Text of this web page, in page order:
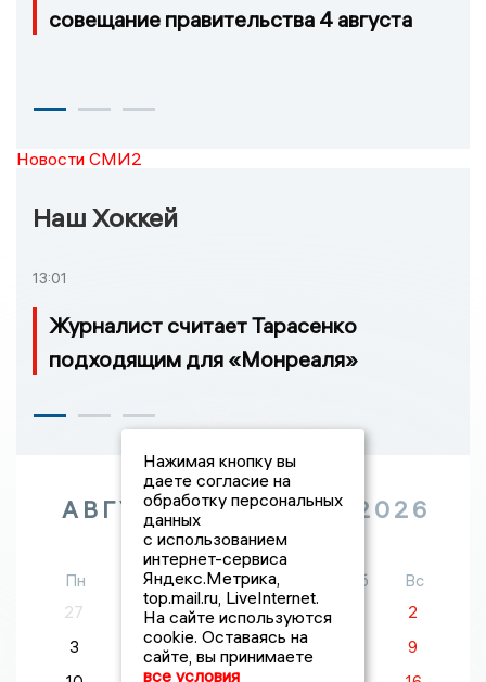
совещание правительства 4 августа
Новости СМИ2
Наш Хоккей
13:01
Журналист считает Тарасенко
подходящим для «Монреаля»
АВГУСТ 2026
Пн Ср Чт Сб
Вс
27
29 30 31
2
3
5 6 7
9
Нажимая кнопку вы
даете согласие на
обработку персональных
данных
с использованием
интернет-сервиса
Яндекс.Метрика,
top.mail.ru, LiveInternet.
На сайте используются
cookie. Оставаясь на
сайте, вы принимаете
все условия